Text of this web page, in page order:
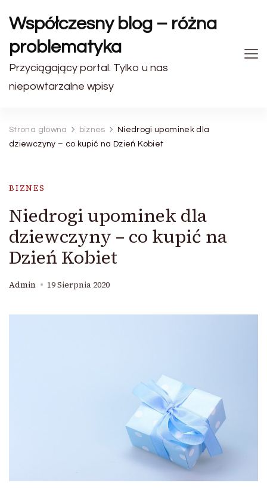
Współczesny blog – różna
problematyka
Przyciągający portal. Tylko u nas
niepowtarzalne wpisy
Strona główna biznes
Niedrogi upominek dla
dziewczyny – co kupić na Dzień Kobiet
BIZNES
Niedrogi upominek dla
dziewczyny – co kupić na
Dzień Kobiet
Admin 19 Sierpnia 2020